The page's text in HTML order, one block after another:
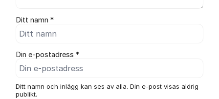
Ditt namn *
Din e-postadress *
Ditt namn och inlägg kan ses av alla. Din e-post visas aldrig
publikt.